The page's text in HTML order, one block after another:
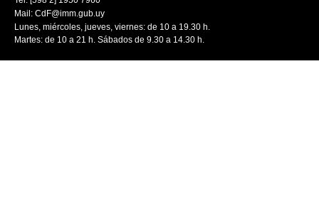
Mail: CdF@imm.gub.uy
Lunes, miércoles, jueves, viernes: de 10 a 19.30 h.
Martes: de 10 a 21 h. Sábados de 9.30 a 14.30 h.